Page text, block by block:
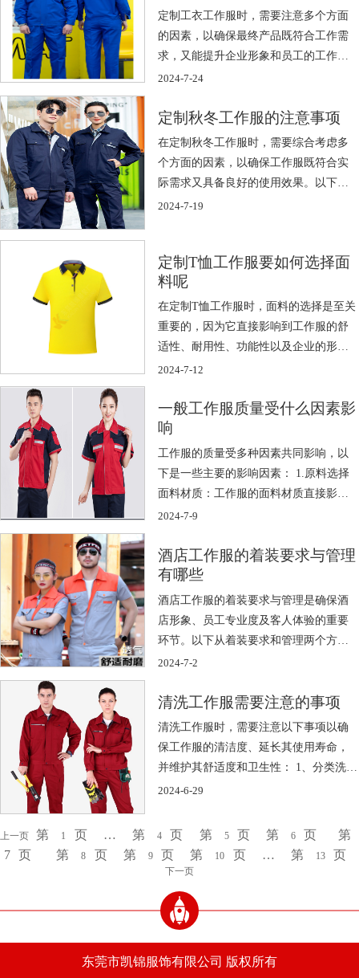
定制工衣工作服时，需要注意多个方面
的因素，以确保最终产品既符合工作需
求，又能提升企业形象和员工的工作效
率。以下 […]
2024-7-24
定制秋冬工作服的注意事项
在定制秋冬工作服时，需要综合考虑多
个方面的因素，以确保工作服既符合实
际需求又具备良好的使用效果。以下是
一些主要 […]
2024-7-19
定制T恤工作服要如何选择面
料呢
在定制T恤工作服时，面料的选择是至关
重要的，因为它直接影响到工作服的舒
适性、耐用性、功能性以及企业的形
象。以下 […]
2024-7-12
一般工作服质量受什么因素影
响
工作服的质量受多种因素共同影响，以
下是一些主要的影响因素： 1.原料选择
面料材质：工作服的面料材质直接影响
其 […]
2024-7-9
酒店工作服的着装要求与管理
有哪些
酒店工作服的着装要求与管理是确保酒
店形象、员工专业度及客人体验的重要
环节。以下从着装要求和管理两个方面
进行详细 […]
2024-7-2
清洗工作服需要注意的事项
清洗工作服时，需要注意以下事项以确
保工作服的清洁度、延长其使用寿命，
并维护其舒适度和卫生性： 1、分类洗
涤： […]
2024-6-29
上一页 第 1 页 … 第 4 页 第 5 页 第 6 页
第
7 页 第 8 页 第 9 页 第 10 页 … 第 13 页
下一页
东莞市凯锦服饰有限公司 版权所有